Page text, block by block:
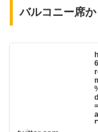
バルコニー席